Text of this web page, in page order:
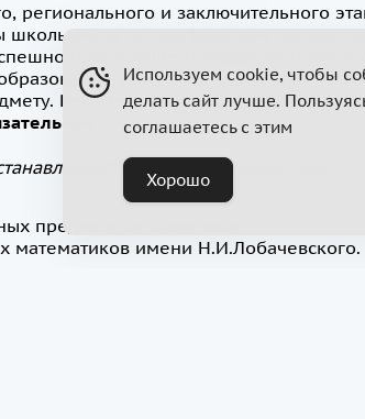
регионального и заключительного
по профильным предметам;
прошедшие государственную
получившие отметки
Рекомендация Педагогического
Приемной комиссией и
предметных олимпиад;
имени Н.И.Лобачевского.
Используем cookie, чтобы
делать сайт лучше.
соглашаетесь с этим
Хорошо